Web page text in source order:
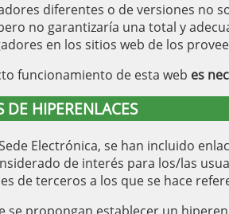
diferentes o de versiones no
no garantizaría una total y
en los sitios web de los
funcionamiento de esta web es
DE HIPERENLACES
Electrónica, se han incluido
de interés para los/las
de terceros a los que se hace